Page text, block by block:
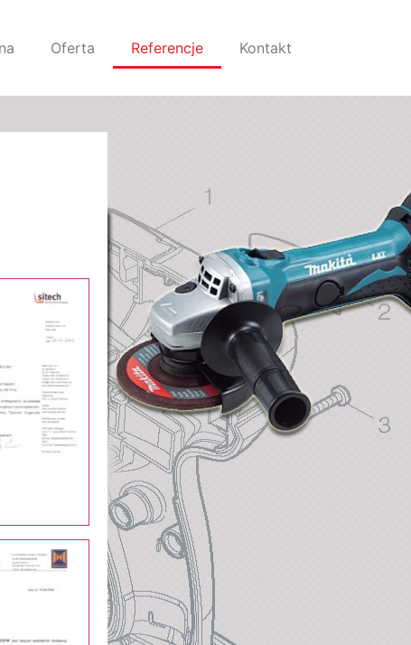
Oferta Referencje Kontakt